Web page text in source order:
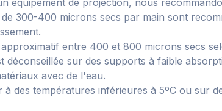
équipement de projection, nous
300-400 microns secs par main sont
entre 400 et 800 microns secs
déconseillée sur des supports à faible
avec de l'eau.
à des températures inférieures à 5ºC ou sur